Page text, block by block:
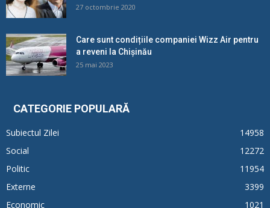
27 octombrie 2020
Care sunt condițiile companiei Wizz Air pentru
a reveni la Chișinău
25 mai 2023
CATEGORIE POPULARĂ
Subiectul Zilei
14958
Social
12272
Politic
11954
Externe
3399
Economic
1021